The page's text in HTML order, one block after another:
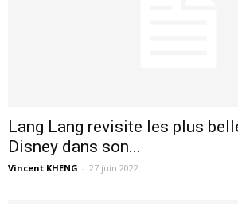
Lang Lang revisite les plus
Disney dans son...
Vincent KHENG - 27 juin 2022